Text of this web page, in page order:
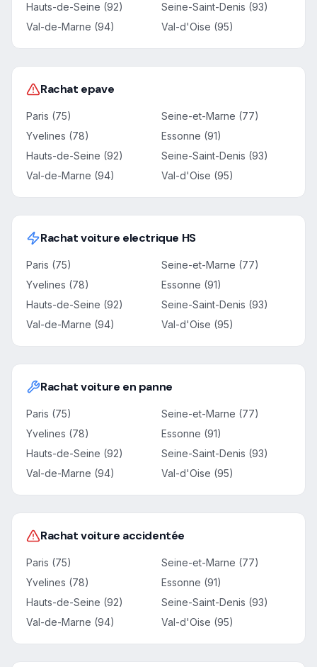
Hauts-de-Seine (92)
Seine-Saint-Denis (93)
Val-de-Marne (94)
Val-d'Oise (95)
Rachat epave
Paris (75)
Seine-et-Marne (77)
Yvelines (78)
Essonne (91)
Hauts-de-Seine (92)
Seine-Saint-Denis (93)
Val-de-Marne (94)
Val-d'Oise (95)
Rachat voiture electrique HS
Paris (75)
Seine-et-Marne (77)
Yvelines (78)
Essonne (91)
Hauts-de-Seine (92)
Seine-Saint-Denis (93)
Val-de-Marne (94)
Val-d'Oise (95)
Rachat voiture en panne
Paris (75)
Seine-et-Marne (77)
Yvelines (78)
Essonne (91)
Hauts-de-Seine (92)
Seine-Saint-Denis (93)
Val-de-Marne (94)
Val-d'Oise (95)
Rachat voiture accidentée
Paris (75)
Seine-et-Marne (77)
Yvelines (78)
Essonne (91)
Hauts-de-Seine (92)
Seine-Saint-Denis (93)
Val-de-Marne (94)
Val-d'Oise (95)